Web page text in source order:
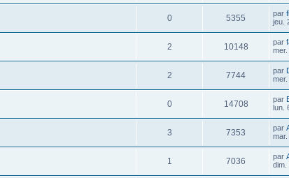
0 5355 par
jeu.
2 10148 par
2 7744 par
0 14708 par
lun.
3 7353 par
1 7036 par
dim.